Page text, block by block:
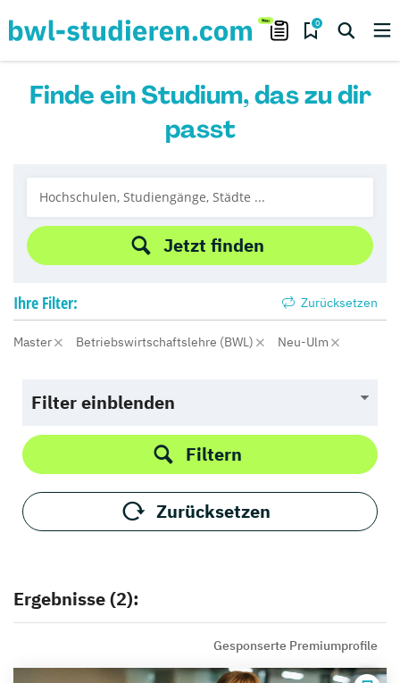
0
Finde ein Studium, das zu dir
passt
Jetzt finden
Ihre Filter: Zurücksetzen
Master Betriebswirtschaftslehre (BWL) Neu-Ulm
Filter einblenden
Filtern
Zurücksetzen
Ergebnisse (2):
Gesponserte Premiumprofile